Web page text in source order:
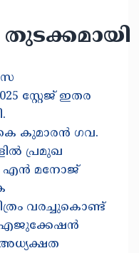
സ്റ്റേജ് ഇതര
കുമാരൻ ഗവ.
പ്രമുഖ
എൻ മനോജ്
വരച്ചുകൊണ്ട്
എജുക്കേഷൻ